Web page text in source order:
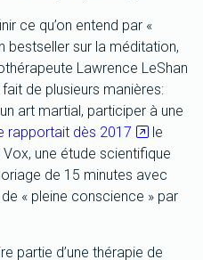
ce qu’on entend par «
bestseller sur la méditation,
Lawrence LeShan
de plusieurs manières:
art martial, participer à une
rapportait dès 2017
le
une étude scientifique
de 15 minutes avec
« pleine conscience » par
partie d’une thérapie de